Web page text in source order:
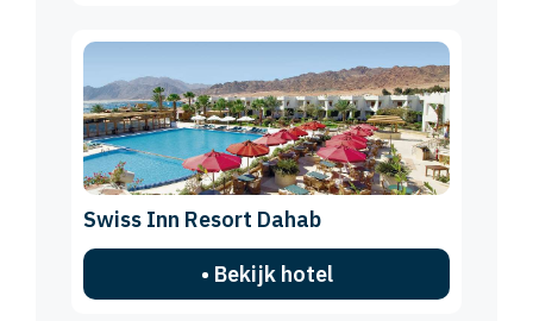
Swiss Inn Resort Dahab
• Bekijk hotel